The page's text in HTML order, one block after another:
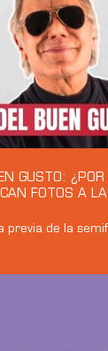
GUSTO: ¿POR
FOTOS A
previa de la